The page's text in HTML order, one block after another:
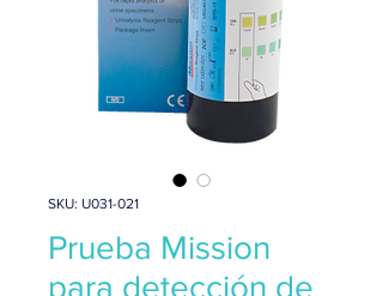
SKU: U031-021
Prueba Mission
para detección de